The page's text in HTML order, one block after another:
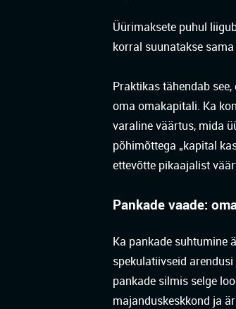
Üürimaksete puhul
korral suunatakse
Praktikas tähendab
oma omakapitali. Ka
varaline väärtus, mida
põhimõttega „kapital
ettevõtte pikaajalist
Pankade vaade:
Ka pankade suhtumine
spekulatiivseid
pankade silmis selge
majanduskeskkond ja